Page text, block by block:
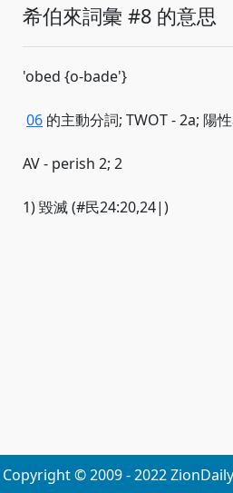
希伯來詞彙 #8 的意思
'obed {o-bade'}
06 的主動分詞; TWOT - 2a; 陽
AV - perish 2; 2
1) 毀滅 (#民24:20,24|)
Copyright © 2009 - 2022